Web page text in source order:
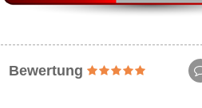
Bewertung